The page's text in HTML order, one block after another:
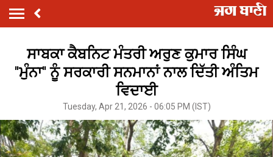
ਸਾਬਕਾ ਕੈਬਨਿਟ ਮੰਤਰੀ ਅਰੁਣ ਕੁਮਾਰ ਸਿੰਘ
''ਮੁੰਨਾ'' ਨੂੰ ਸਰਕਾਰੀ ਸਨਮਾਨਾਂ ਨਾਲ ਦਿੱਤੀ ਅੰਤਿਮ
ਵਿਦਾਈ
Tuesday, Apr 21, 2026 - 06:05 PM (IST)